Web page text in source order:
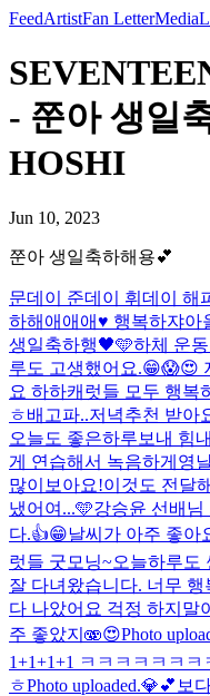
FeedArtistFan LetterMedia
- 쭌아 생일
HOSHI
Jun 10, 2023
쭌아 생일축하해용💕
문데이 준데이 휘데이 해
하해애애애♥️ 행복하쟈아
생일축하행🖤🩵하체 운
루도 고생했어요.😁😱😍
요 하하캐럿들 모두 행복
ㅎ배고파..저녁추천 받아
오늘도 좋은하루보내 힘
게 연습해서 녹음하게영
많이보아요!이것도 전달
냈어여...🩵강승윤 선배님
다.👍😁날씨가 아주 좋아
럿들 굿모닝~오늘하루도
잘 다녀왔습니다. 너무 행
다 나았어요 걱정 하지말
주 좋았지🫨😍Photo
1+1+1+1 ㅋㅋㅋㅋㅋㅋㅋ
ㅎPhoto uploaded.💎💕 보